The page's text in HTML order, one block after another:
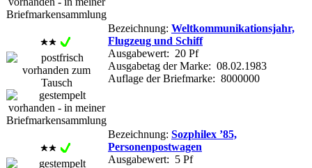
Bezeichnung: Weltkommunikationsjahr,
Flugzeug und Schiff
Ausgabewert: 20 Pf
Ausgabetag der Marke: 08.02.1983
Auflage der Briefmarke: 8000000
Bezeichnung: Sozphilex ’85,
Personenpostwagen
Ausgabewert: 5 Pf